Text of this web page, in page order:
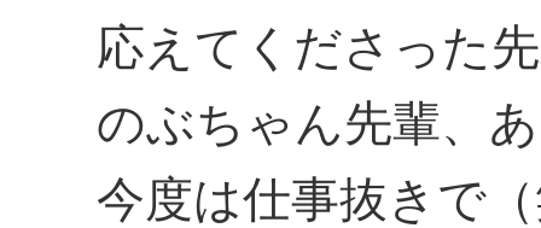
応えてくださった
のぶちゃん先輩、
今度は仕事抜きで